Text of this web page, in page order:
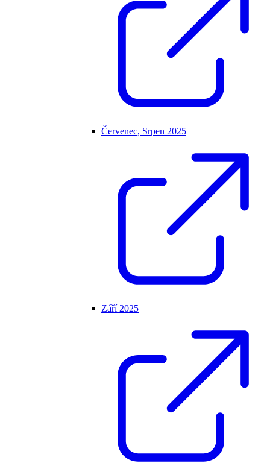
Červenec, Srpen 2025
Září 2025